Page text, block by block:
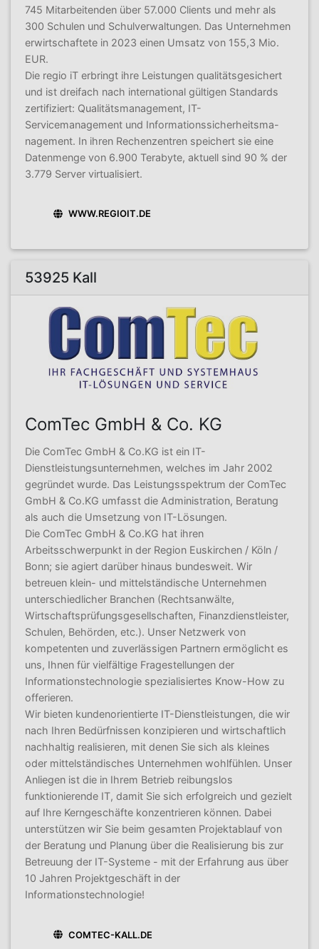
745 Mitarbeitenden über 57.000 Clients und mehr als
300 Schulen und Schulverwaltungen. Das Unternehmen
erwirtschaftete in 2023 einen Umsatz von 155,3 Mio.
EUR.
Die regio iT erbringt ihre Leistungen qualitätsgesichert
und ist dreifach nach international gültigen Standards
zertifiziert: Qualitätsmanagement, IT-
Servicemanagement und Informationssicherheitsma-
nagement. In ihren Rechenzentren speichert sie eine
Datenmenge von 6.900 Terabyte, aktuell sind 90 % der
3.779 Server virtualisiert.
WWW.REGIOIT.DE
53925 Kall
ComTec GmbH & Co. KG
Die ComTec GmbH & Co.KG ist ein IT-
Dienstleistungsunternehmen, welches im Jahr 2002
gegründet wurde. Das Leistungsspektrum der ComTec
GmbH & Co.KG umfasst die Administration, Beratung
als auch die Umsetzung von IT-Lösungen.
Die ComTec GmbH & Co.KG hat ihren
Arbeitsschwerpunkt in der Region Euskirchen / Köln /
Bonn; sie agiert darüber hinaus bundesweit. Wir
betreuen klein- und mittelständische Unternehmen
unterschiedlicher Branchen (Rechtsanwälte,
Wirtschaftsprüfungsgesellschaften, Finanzdienstleister,
Schulen, Behörden, etc.). Unser Netzwerk von
kompetenten und zuverlässigen Partnern ermöglicht es
uns, Ihnen für vielfältige Fragestellungen der
Informationstechnologie spezialisiertes Know-How zu
offerieren.
Wir bieten kundenorientierte IT-Dienstleistungen, die wir
nach Ihren Bedürfnissen konzipieren und wirtschaftlich
nachhaltig realisieren, mit denen Sie sich als kleines
oder mittelständisches Unternehmen wohlfühlen. Unser
Anliegen ist die in Ihrem Betrieb reibungslos
funktionierende IT, damit Sie sich erfolgreich und gezielt
auf Ihre Kerngeschäfte konzentrieren können. Dabei
unterstützen wir Sie beim gesamten Projektablauf von
der Beratung und Planung über die Realisierung bis zur
Betreuung der IT-Systeme - mit der Erfahrung aus über
10 Jahren Projektgeschäft in der
Informationstechnologie!
COMTEC-KALL.DE